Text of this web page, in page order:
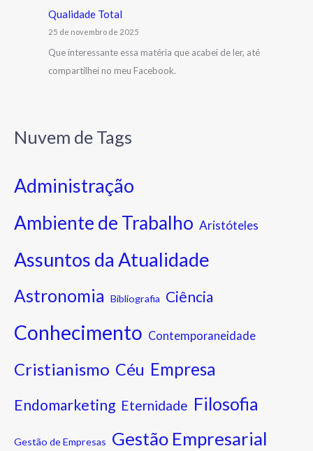
Qualidade Total
25 de novembro de 2025
Que interessante essa matéria que acabei de ler, até
compartilhei no meu Facebook.
Nuvem de Tags
Administração
Ambiente de Trabalho Aristóteles
Assuntos da Atualidade
Astronomia Bibliografia Ciência
Conhecimento Contemporaneidade
Cristianismo Céu Empresa
Endomarketing Eternidade Filosofia
Gestão de Empresas Gestão Empresarial